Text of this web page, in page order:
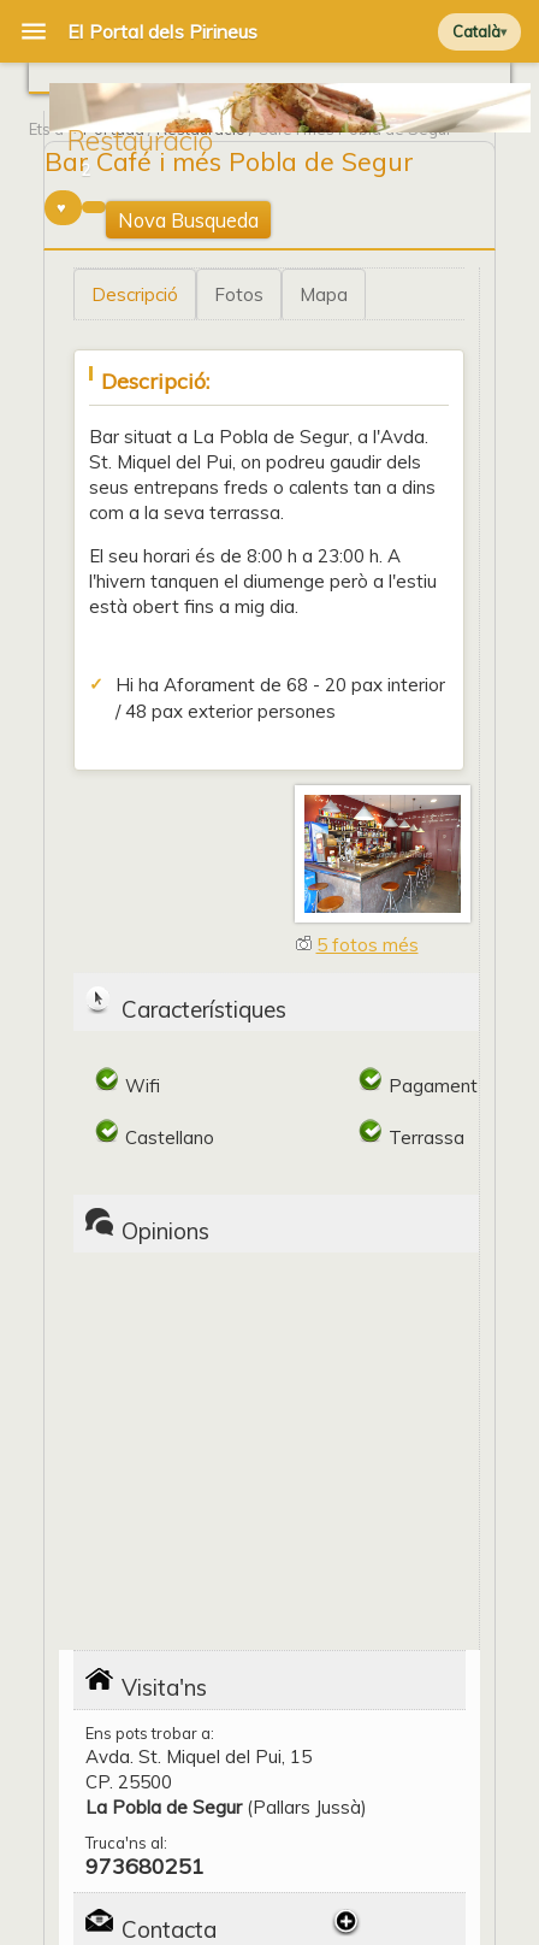
Català
Restauració
Ets a Portada/ Restauració/ Café i més Pobla de Segur
Bar Café i més Pobla de Segur
2
Nova Busqueda
Descripció Fotos Mapa
Descripció:
Bar situat a La Pobla de Segur, a l'Avda.
St. Miquel del Pui, on podreu gaudir dels
seus entrepans freds o calents tan a dins
com a la seva terrassa.
El seu horari és de 8:00 h a 23:00 h. A
l'hivern tanquen el diumenge però a l'estiu
està obert fins a mig dia.
Hi ha Aforament de 68 - 20 pax interior
/ 48 pax exterior persones
5 fotos més
Característiques
Wifi Pagament
Castellano Terrassa
Opinions
Visita'ns
Ens pots trobar a:
Avda. St. Miquel del Pui, 15
CP. 25500
La Pobla de Segur(Pallars Jussà)
Truca'ns al:
973680251
Contacta